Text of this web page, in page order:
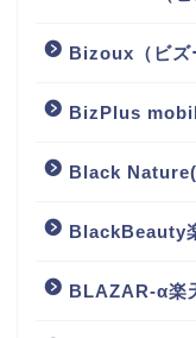
Bizoux（ビズ
BizPlus
Black Nature(
BlackBeauty
BLAZAR-α楽